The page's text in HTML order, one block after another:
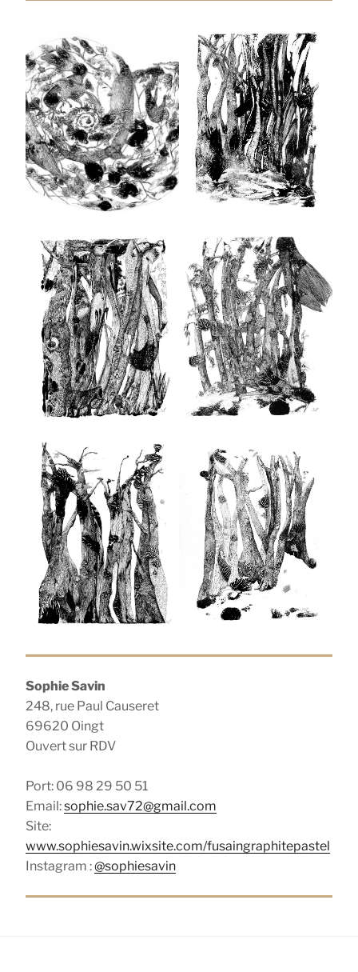
Sophie Savin
248, rue Paul Causeret
69620 Oingt
Ouvert sur RDV
Port: 06 98 29 50 51
Email:sophie.sav72@gmail.com
Site:
www.sophiesavin.wixsite.com/fusaingraphitepastel
Instagram :@sophiesavin